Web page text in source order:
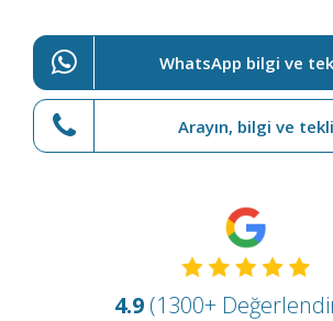
WhatsApp bilgi ve
Arayın, bilgi ve
4.9 (1300+